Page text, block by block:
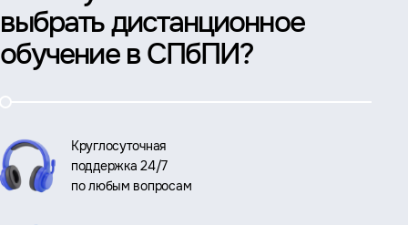
выбрать дистанционное
обучение в СПбПИ?
Круглосуточная
поддержка 24/7
по любым вопросам